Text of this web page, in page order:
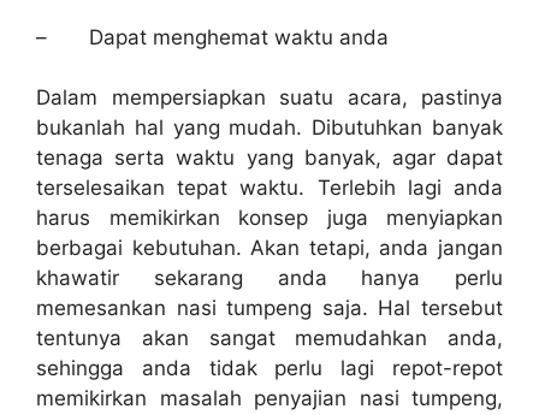
– Dapat menghemat waktu anda
Dalam mempersiapkan suatu acara, pastinya
bukanlah hal yang mudah. Dibutuhkan banyak
tenaga serta waktu yang banyak, agar dapat
terselesaikan tepat waktu. Terlebih lagi anda
harus memikirkan konsep juga menyiapkan
berbagai kebutuhan. Akan tetapi, anda jangan
khawatir sekarang anda hanya perlu
memesankan nasi tumpeng saja. Hal tersebut
tentunya akan sangat memudahkan anda,
sehingga anda tidak perlu lagi repot-repot
memikirkan masalah penyajian nasi tumpeng,